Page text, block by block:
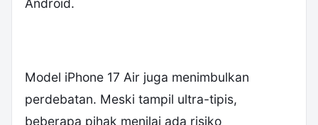
Android.
‎Model iPhone 17 Air juga menimbulkan
perdebatan. Meski tampil ultra-tipis,
beberapa pihak menilai ada risiko